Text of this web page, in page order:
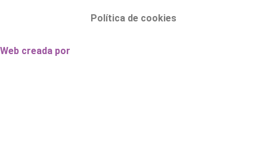
Política de cookies
Web creada por